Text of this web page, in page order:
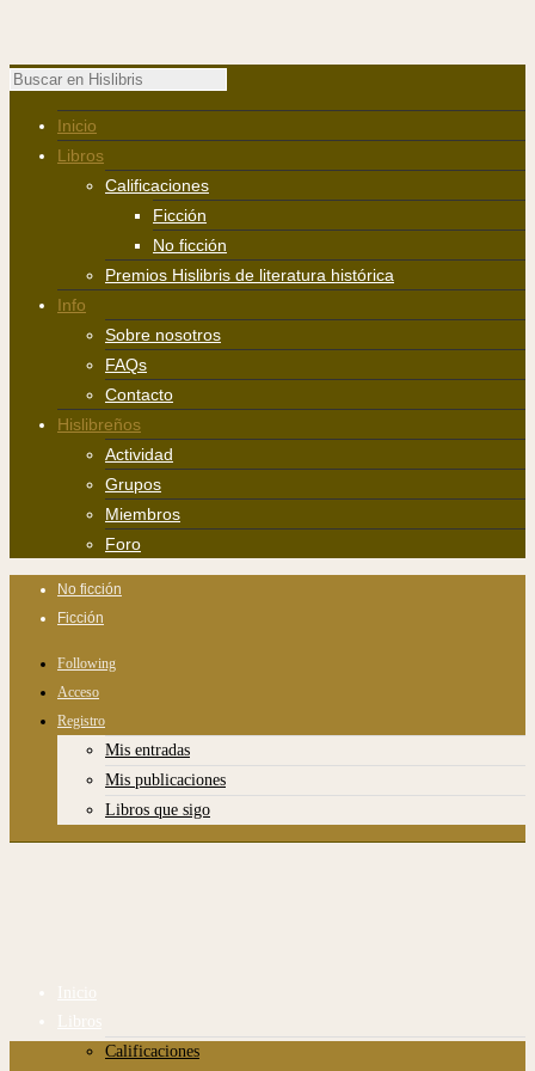
Inicio
Libros
Calificaciones
Ficción
No ficción
Premios Hislibris de literatura histórica
Info
Sobre nosotros
FAQs
Contacto
Hislibreños
Actividad
Grupos
Miembros
Foro
No ficción
Ficción
Following
Acceso
Registro
Mis entradas
Mis publicaciones
Libros que sigo
Inicio
Libros
Calificaciones